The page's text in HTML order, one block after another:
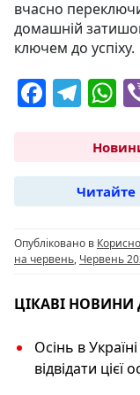
вчасно
домашній
ключем до успіху.
F
e
b
o
o
k
T
e
g
ra
m
s
A
p
p
Читайте
Опубліковано в
на червень, Червень
ЦІКАВІ НОВИНИ
Осінь в
відвідати цієї